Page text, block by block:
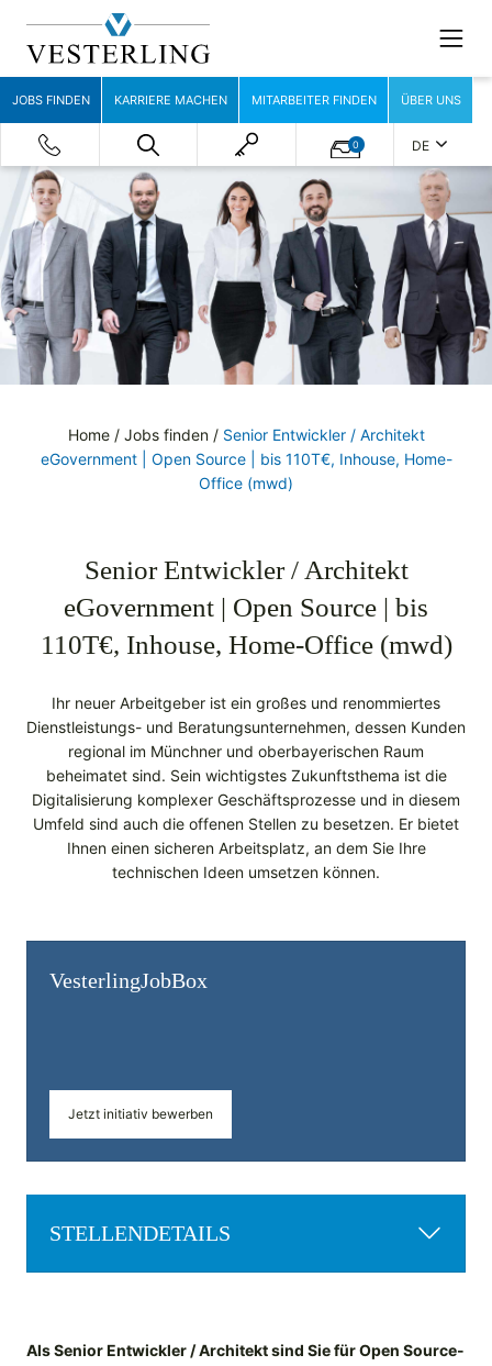
JOBS FINDEN KARRIERE MACHEN MITARBEITER FINDEN ÜBER UNS
0 DE
Home/ Jobs finden/ Senior Entwickler / Architekt
eGovernment | Open Source | bis 110T€, Inhouse, Home-
Office (mwd)
Senior Entwickler / Architekt
eGovernment | Open Source | bis
110T€, Inhouse, Home-Office (mwd)
Ihr neuer Arbeitgeber ist ein großes und renommiertes
Dienstleistungs- und Beratungsunternehmen, dessen Kunden
regional im Münchner und oberbayerischen Raum
beheimatet sind. Sein wichtigstes Zukunftsthema ist die
Digitalisierung komplexer Geschäftsprozesse und in diesem
Umfeld sind auch die offenen Stellen zu besetzen. Er bietet
Ihnen einen sicheren Arbeitsplatz, an dem Sie Ihre
technischen Ideen umsetzen können.
Vesterling­JobBox
Jetzt initiativ bewerben
STELLENDETAILS
Als Senior Entwickler / Architekt sind Sie für Open Source-